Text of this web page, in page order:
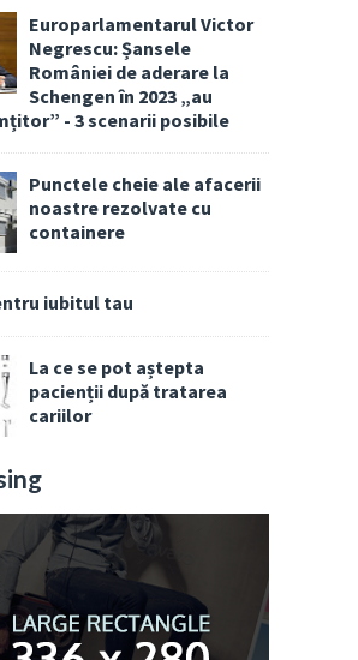
Europarlamentarul Victor
Negrescu: Șansele
României de aderare la
Schengen în 2023 „au
- 3 scenarii posibile
Punctele cheie ale afacerii
noastre rezolvate cu
containere
iubitul tau
La ce se pot aștepta
pacienții după tratarea
cariilor